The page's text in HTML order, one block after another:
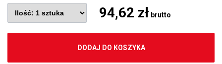
94,62 zł brutto
DODAJ DO KOSZYKA